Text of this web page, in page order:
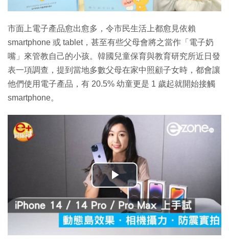
市面上電子產品愈出愈多，令市民生活上都愈見依賴
smartphone 或 tablet，甚至有些父母會將之當作「電子奶
嘴」來管教自己的小孩。韓國兒童保育與教育研究所近日發
表一項調查，提到當地多數父母在家中照顧子女時，都會讓
他們使用電子產品，有 20.5% 幼童更是 1 歲起就開始接觸
smartphone。
播
放
影